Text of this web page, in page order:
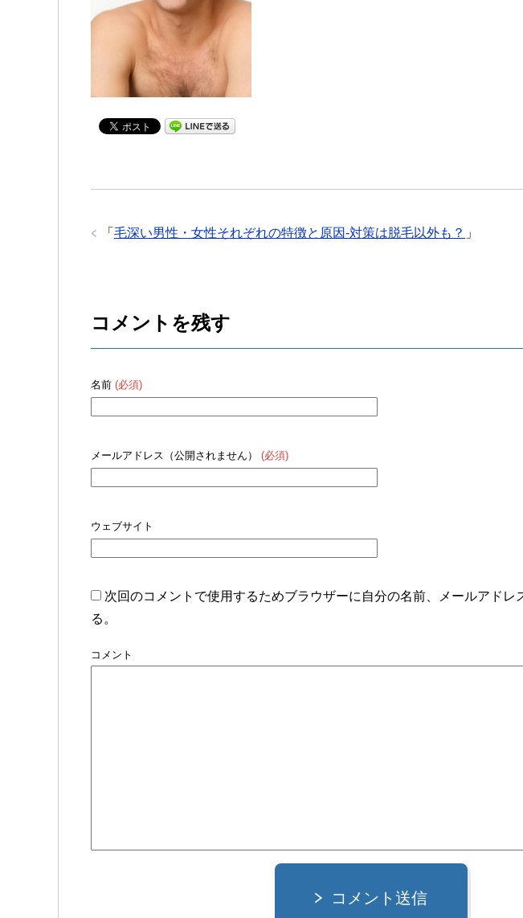
「 毛深い男性・女性それぞれの特徴と原因-対策は脱毛以外も？ 」
コメントを残す
名前 (必須)
メールアドレス（公開されません） (必須)
ウェブサイト
次回のコメントで使用するためブラウザーに自分の名前、メールアドレ
る。
コメント
コメント送信